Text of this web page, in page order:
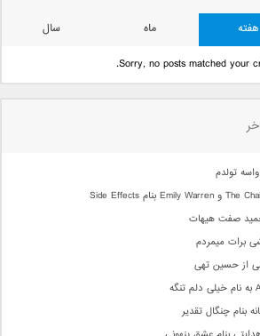
هفته ماه
سال
Sorry, no posts matched your
تولدم
صفت هیهات
برات میمردم
از حسین تهی
بنام چنگال تقدیر